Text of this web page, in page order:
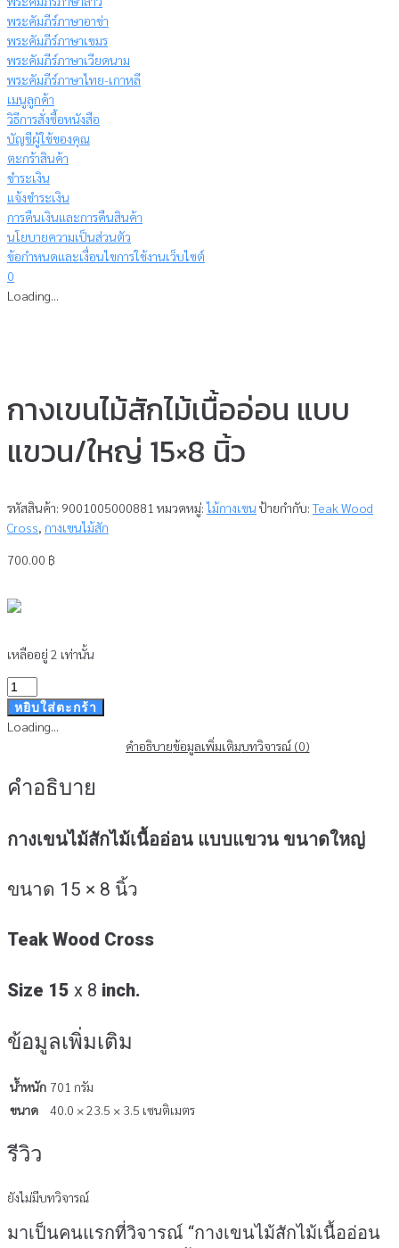
พระคัมภีร์ภาษาอาข่า
พระคัมภีร์ภาษาเขมร
พระคัมภีร์ภาษาเวียดนาม
พระคัมภีร์ภาษาไทย-เกาหลี
เมนูลูกค้า
วิธีการสั่งซื้อหนังสือ
บัญชีผู้ใช้ของคุณ
ตะกร้าสินค้า
ชำระเงิน
แจ้งชำระเงิน
การคืนเงินและการคืนสินค้า
นโยบายความเป็นส่วนตัว
ข้อกำหนดและเงื่อนไขการใช้งานเว็บไซต์
0
Loading...
กางเขนไม้สักไม้เนื้ออ่อน แบบ
แขวน/ใหญ่ 15×8 นิ้ว
รหัสสินค้า: 9001005000881 หมวดหมู่:ไม้กางเขน ป้ายกำกับ: Teak Wood
Cross, กางเขนไม้สัก
700.00 ฿
เหลืออยู่ 2 เท่านั้น
จำนวน
กางเขน
ไม้
เนื้อ
แขวน/
15x8
นิ้ว
หยิบใส่ตะกร้า
Loading...
คำอธิบายข้อมูลเพิ่มเติมบทวิจารณ์ (0)
คำอธิบาย
กางเขนไม้สักไม้เนื้ออ่อน แบบแขวน ขนาดใหญ่
ขนาด 15 × 8 นิ้ว
Teak Wood Cross
Size 15 x 8 inch.
ข้อมูลเพิ่มเติม
น้ำหนัก 701 กรัม
ขนาด
40.0 × 23.5 × 3.5 เซนติเมตร
รีวิว
ยังไม่มีบทวิจารณ์
มาเป็นคนแรกที่วิจารณ์ “กางเขนไม้สักไม้เนื้ออ่อน